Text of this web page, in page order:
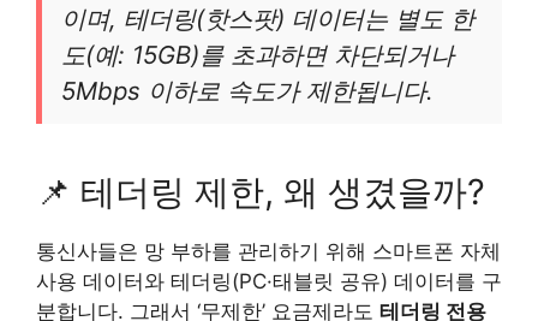
이며, 테더링(핫스팟) 데이터는 별도 한
도(예: 15GB)를 초과하면 차단되거나
5Mbps 이하로 속도가 제한됩니다.
📌 테더링 제한, 왜 생겼을까?
통신사들은 망 부하를 관리하기 위해 스마트폰 자체
사용 데이터와 테더링(PC·태블릿 공유) 데이터를 구
분합니다. 그래서 ‘무제한’ 요금제라도 테더링 전용